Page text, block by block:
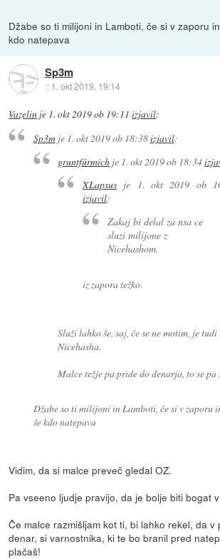
Džabe so ti milijoni in Lamboti, če si v zaporu
kdo natepava
Sp3m
:: 1. okt 2019, 19:14
Vazelin je 1. okt 2019 ob 19:11 izjavil:
Sp3mje 1. okt 2019 ob 18:38izjavil:
gruntfürmich je 1. okt 2019 ob 18:34
XLapsusje 1. okt 2019 ob
izjavil:
Zakaj bi delal za nsa ce
sluzi milijone z
Nicehashom.
iz zapora težko.
Služi lahko še, saj, če se ne motim, je
Nicehasha.
Malce težje pa pride do denarja, to se pa
Džabe so ti milijoni in Lamboti, če si v zaporu
še kdo natepava
Vidim, da si malce preveč gledal OZ.
Pa vseeno ljudje pravijo, da je bolje biti bogat
Če malce razmišljam kot ti, bi lahko rekel, da v
denar, si varnostnika, ki te bo branil pred
plačaš!